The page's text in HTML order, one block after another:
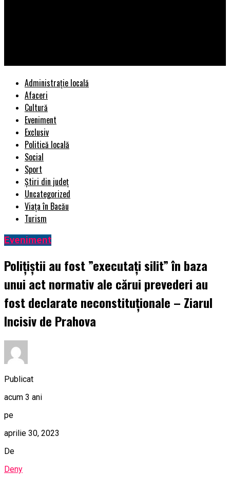
Administrație locală
Afaceri
Cultură
Eveniment
Exclusiv
Politică locală
Social
Sport
Știri din județ
Uncategorized
Viața în Bacău
Turism
Eveniment
Polițiștii au fost ”executați silit” în baza
unui act normativ ale cărui prevederi au
fost declarate neconstituționale – Ziarul
Incisiv de Prahova
Publicat
acum 3 ani
pe
aprilie 30, 2023
De
Deny